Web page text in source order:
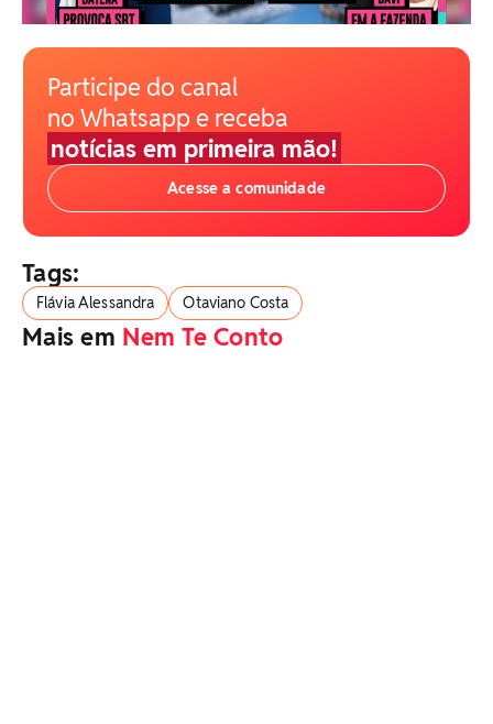
Participe do canal
no Whatsapp e receba
notícias em primeira mão!
Acesse a comunidade
Tags:
Flávia Alessandra Otaviano Costa
Mais em Nem Te Conto